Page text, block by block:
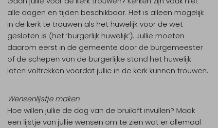
alle dagen en tijden beschikbaar. Het is alleen mogelijk
in de kerk te trouwen als het huwelijk voor de wet
gesloten is (het ‘burgerlijk huwelijk’). Jullie moeten
daarom eerst in de gemeente door de burgemeester
of de schepen van de burgerlijke stand het huwelijk
laten voltrekken voordat jullie in de kerk kunnen trouwen.
Wensenlijstje maken
Hoe willen jullie de dag van de bruiloft invullen? Maak
een lijstje van jullie wensen om te zien wat er allemaal